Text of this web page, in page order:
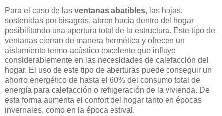
Para el caso de las ventanas abatibles, las hojas,
sostenidas por bisagras, abren hacia dentro del hogar
posibilitando una apertura total de la estructura. Este tipo de
ventanas cierran de manera hermética y ofrecen un
aislamiento termo-acústico excelente que influye
considerablemente en las necesidades de calefacción del
hogar. El uso de este tipo de aberturas puede conseguir un
ahorro energético de hasta el 60% del consumo total de
energía para calefacción o refrigeración de la vivienda. De
esta forma aumenta el confort del hogar tanto en épocas
invernales, como en la época estival.